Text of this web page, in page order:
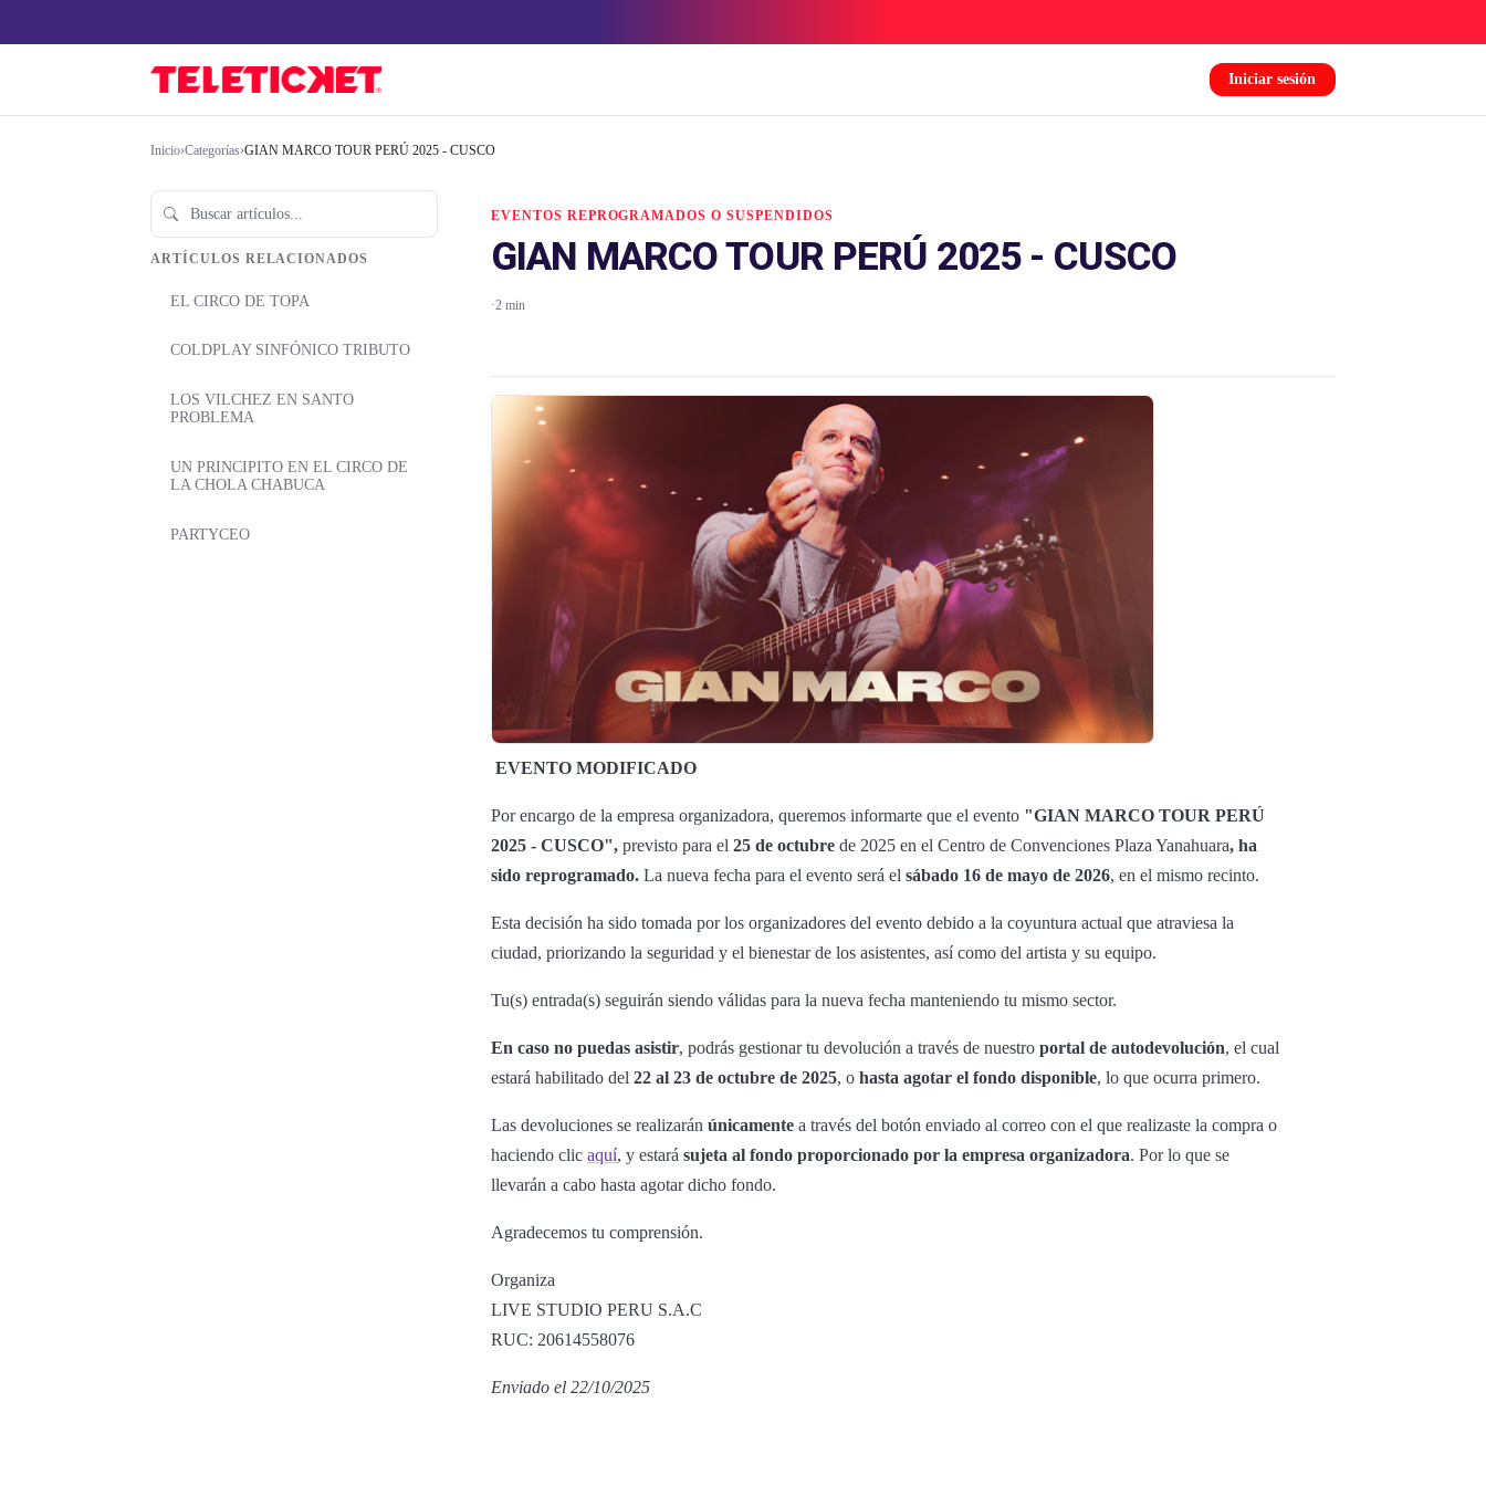
Iniciar sesión
Inicio›Categorías›GIAN MARCO TOUR PERÚ 2025 - CUSCO
ARTÍCULOS RELACIONADOS
EL CIRCO DE TOPA
COLDPLAY SINFÓNICO TRIBUTO
LOS VILCHEZ EN SANTO
PROBLEMA
UN PRINCIPITO EN EL CIRCO DE
LA CHOLA CHABUCA
PARTYCEO
EVENTOS REPROGRAMADOS O SUSPENDIDOS
GIAN MARCO TOUR PERÚ 2025 - CUSCO
·2 min
EVENTO MODIFICADO
Por encargo de la empresa organizadora, queremos informarte que el evento "GIAN MARCO TOUR PERÚ
2025 - CUSCO", previsto para el 25 de octubre de 2025 en el Centro de Convenciones Plaza Yanahuara, ha
sido reprogramado. La nueva fecha para el evento será el sábado 16 de mayo de 2026, en el mismo recinto.
Esta decisión ha sido tomada por los organizadores del evento debido a la coyuntura actual que atraviesa la
ciudad, priorizando la seguridad y el bienestar de los asistentes, así como del artista y su equipo.
Tu(s) entrada(s) seguirán siendo válidas para la nueva fecha manteniendo tu mismo sector.
En caso no puedas asistir, podrás gestionar tu devolución a través de nuestro portal de autodevolución, el cual
estará habilitado del 22 al 23 de octubre de 2025, o hasta agotar el fondo disponible, lo que ocurra primero.
Las devoluciones se realizarán únicamente a través del botón enviado al correo con el que realizaste la compra o
haciendo clic aquí, y estará sujeta al fondo proporcionado por la empresa organizadora. Por lo que se
llevarán a cabo hasta agotar dicho fondo.
Agradecemos tu comprensión.
Organiza
LIVE STUDIO PERU S.A.C
RUC: 20614558076
Enviado el 22/10/2025